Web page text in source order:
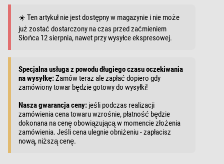
☀️ Ten artykuł nie jest dostępny w magazynie i nie może
już zostać dostarczony na czas przed zaćmieniem
Słońca 12 sierpnia, nawet przy wysyłce ekspresowej.
Specjalna usługa z powodu długiego czasu oczekiwania
na wysyłkę:Zamów teraz ale zapłać dopiero gdy
zamówiony towar będzie gotowy do wysyłki!
Nasza gwarancja ceny: jeśli podczas realizacji
zamówienia cena towaru wzrośnie, płatność będzie
dokonana na cenę obowiązującą w momencie złożenia
zamówienia. Jeśli cena ulegnie obniżeniu - zapłacisz
nową, niższą cenę.